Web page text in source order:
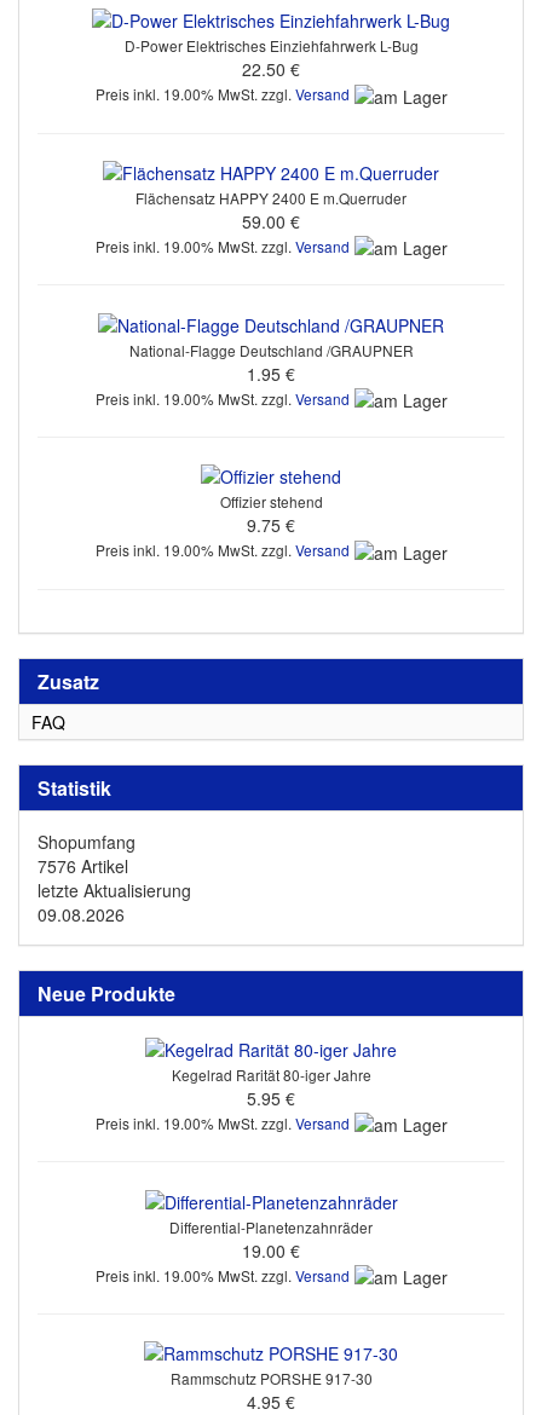
D-Power Elektrisches Einziehfahrwerk L-Bug
22.50 €
Preis inkl. 19.00% MwSt. zzgl. Versand
Flächensatz HAPPY 2400 E m.Querruder
59.00 €
Preis inkl. 19.00% MwSt. zzgl. Versand
National-Flagge Deutschland /GRAUPNER
1.95 €
Preis inkl. 19.00% MwSt. zzgl. Versand
Offizier stehend
9.75 €
Preis inkl. 19.00% MwSt. zzgl. Versand
Zusatz
FAQ
Statistik
Shopumfang
7576 Artikel
letzte Aktualisierung
09.08.2026
Neue Produkte
Kegelrad Rarität 80-iger Jahre
5.95 €
Preis inkl. 19.00% MwSt. zzgl. Versand
Differential-Planetenzahnräder
19.00 €
Preis inkl. 19.00% MwSt. zzgl. Versand
Rammschutz PORSHE 917-30
4.95 €